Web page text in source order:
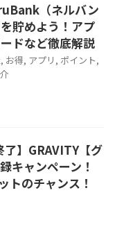
（ネルバン
貯めよう！アプ
ドなど徹底解説
, お得, アプリ , ポイント,
了】GRAVITY【グ
キャンペーン！
トのチャンス！